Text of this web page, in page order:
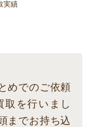
実績
めでのご依頼
取を行いまし
までお持ち込